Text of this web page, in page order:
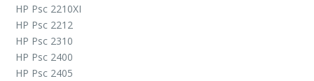
HP Psc 2210XI
HP Psc 2212
HP Psc 2310
HP Psc 2400
HP Psc 2405